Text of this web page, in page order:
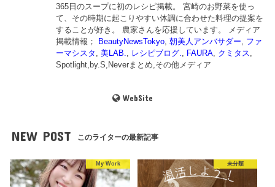
365日のスープに初のレシピ掲載。 宮崎のお野菜を使っ
て、その時期に起こりやすい体調に合わせた料理の提案を
することが好き。 農家さんを応援しています。 メディア
掲載情報； BeautyNewsTokyo ,朝美人アンバサダー
ファ
ーマシスタ
,美LAB. レシピブログ. FAURA クミタス
Spotlight,by.S,Neverまとめ,その他メディア
WebSite
NEW POST このライターの最新記事
My Work 未分類